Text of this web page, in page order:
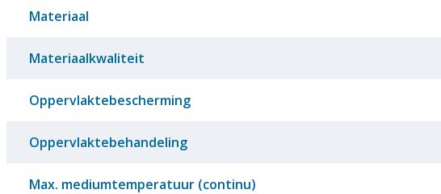
Materiaal
Materiaalkwaliteit
Oppervlaktebescherming
Oppervlaktebehandeling
Max. mediumtemperatuur (continu)